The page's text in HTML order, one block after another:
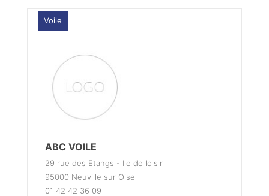
Voile
ABC VOILE
29 rue des Etangs - Ile de loisir
95000 Neuville sur Oise
01 42 42 36 09